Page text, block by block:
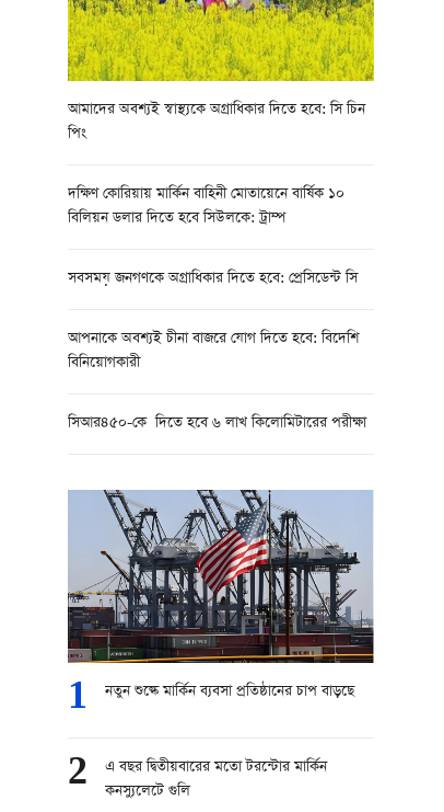
আমাদের অবশ্যই স্বাস্থ্যকে অগ্রাধিকার দিতে হবে: সি চিন
পিং
দক্ষিণ কোরিয়ায় মার্কিন বাহিনী মোতায়েনে বার্ষিক ১০
বিলিয়ন ডলার দিতে হবে সিউলকে: ট্রাম্প
সবসময় জনগণকে অগ্রাধিকার দিতে হবে: প্রেসিডেন্ট সি
আপনাকে অবশ্যই চীনা বাজরে যোগ দিতে হবে: বিদেশি
বিনিয়োগকারী
সিআর৪৫০-কে দিতে হবে ৬ লাখ কিলোমিটারের পরীক্ষা
1 নতুন শুল্কে মার্কিন ব্যবসা প্রতিষ্ঠানের চাপ বাড়ছে
2
এ বছর দ্বিতীয়বারের মতো টরন্টোর মার্কিন
কনস্যুলেটে গুলি